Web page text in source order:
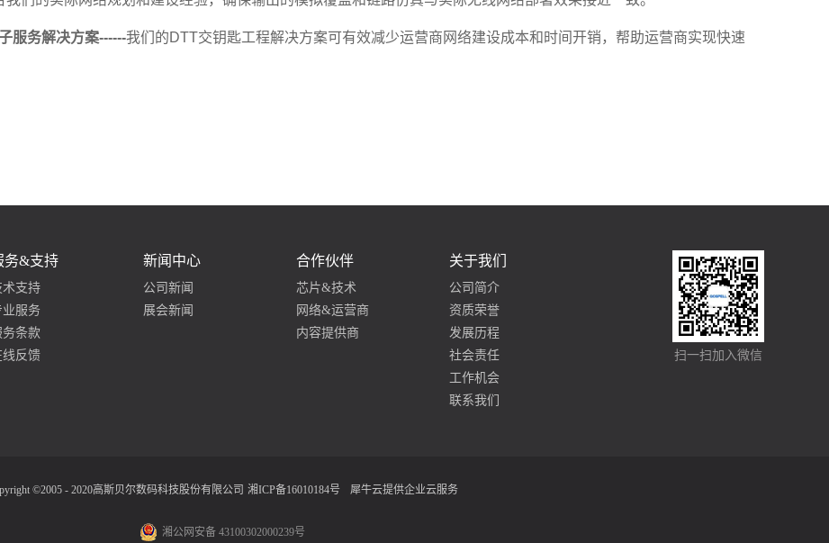
服务解决方案------我们的DTT交钥匙工程解决方案可有效减少运营商网络建设成本和时间开销，帮助运营商实现快速
务&支持
术支持
业服务
务条款
线反馈
新闻中心
公司新闻
展会新闻
合作伙伴
芯片&技术
网络&运营商
内容提供商
关于我们
公司简介
资质荣誉
发展历程
社会责任
工作机会
联系我们
扫一扫加入微信
©2005 - 2020高斯贝尔数码科技股份有限公司 湘ICP备16010184号 犀牛云提供企业云服务
湘公网安备 43100302000239号